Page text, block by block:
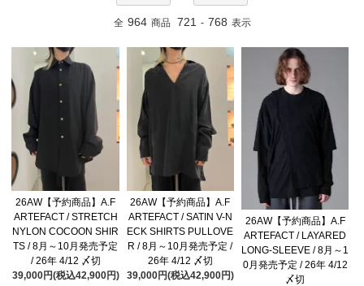
全 964 商品 721 - 768 表示
26AW【予約商品】A.F
ARTEFACT / STRETCH
NYLON COCOON SHIR
TS / 8月～10月発売予定
/ 26年 4/12 〆切
39,000円(税込42,900円)
26AW【予約商品】A.F
ARTEFACT / SATIN V-N
ECK SHIRTS PULLOVE
R / 8月～10月発売予定 /
26年 4/12 〆切
39,000円(税込42,900円)
26AW【予約商品】A.F
ARTEFACT / LAYARED
LONG-SLEEVE / 8月～1
0月発売予定 / 26年 4/12
〆切